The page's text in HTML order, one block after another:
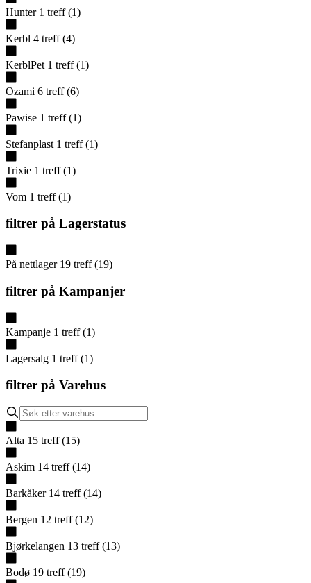
Hunter 1 treff (1)
Kerbl 4 treff (4)
KerblPet 1 treff (1)
Ozami 6 treff (6)
Pawise 1 treff (1)
Stefanplast 1 treff (1)
Trixie 1 treff (1)
Vom 1 treff (1)
filtrer på Lagerstatus
På nettlager 19 treff (19)
filtrer på Kampanjer
Kampanje 1 treff (1)
Lagersalg 1 treff (1)
filtrer på Varehus
Alta 15 treff (15)
Askim 14 treff (14)
Barkåker 14 treff (14)
Bergen 12 treff (12)
Bjørkelangen 13 treff (13)
Bodø 19 treff (19)